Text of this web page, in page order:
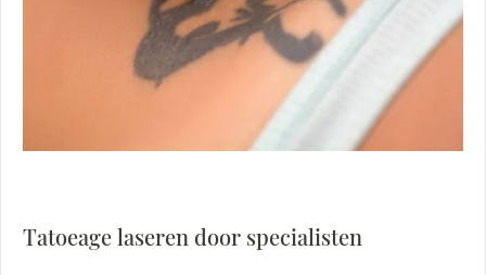
Tatoeage laseren door specialisten